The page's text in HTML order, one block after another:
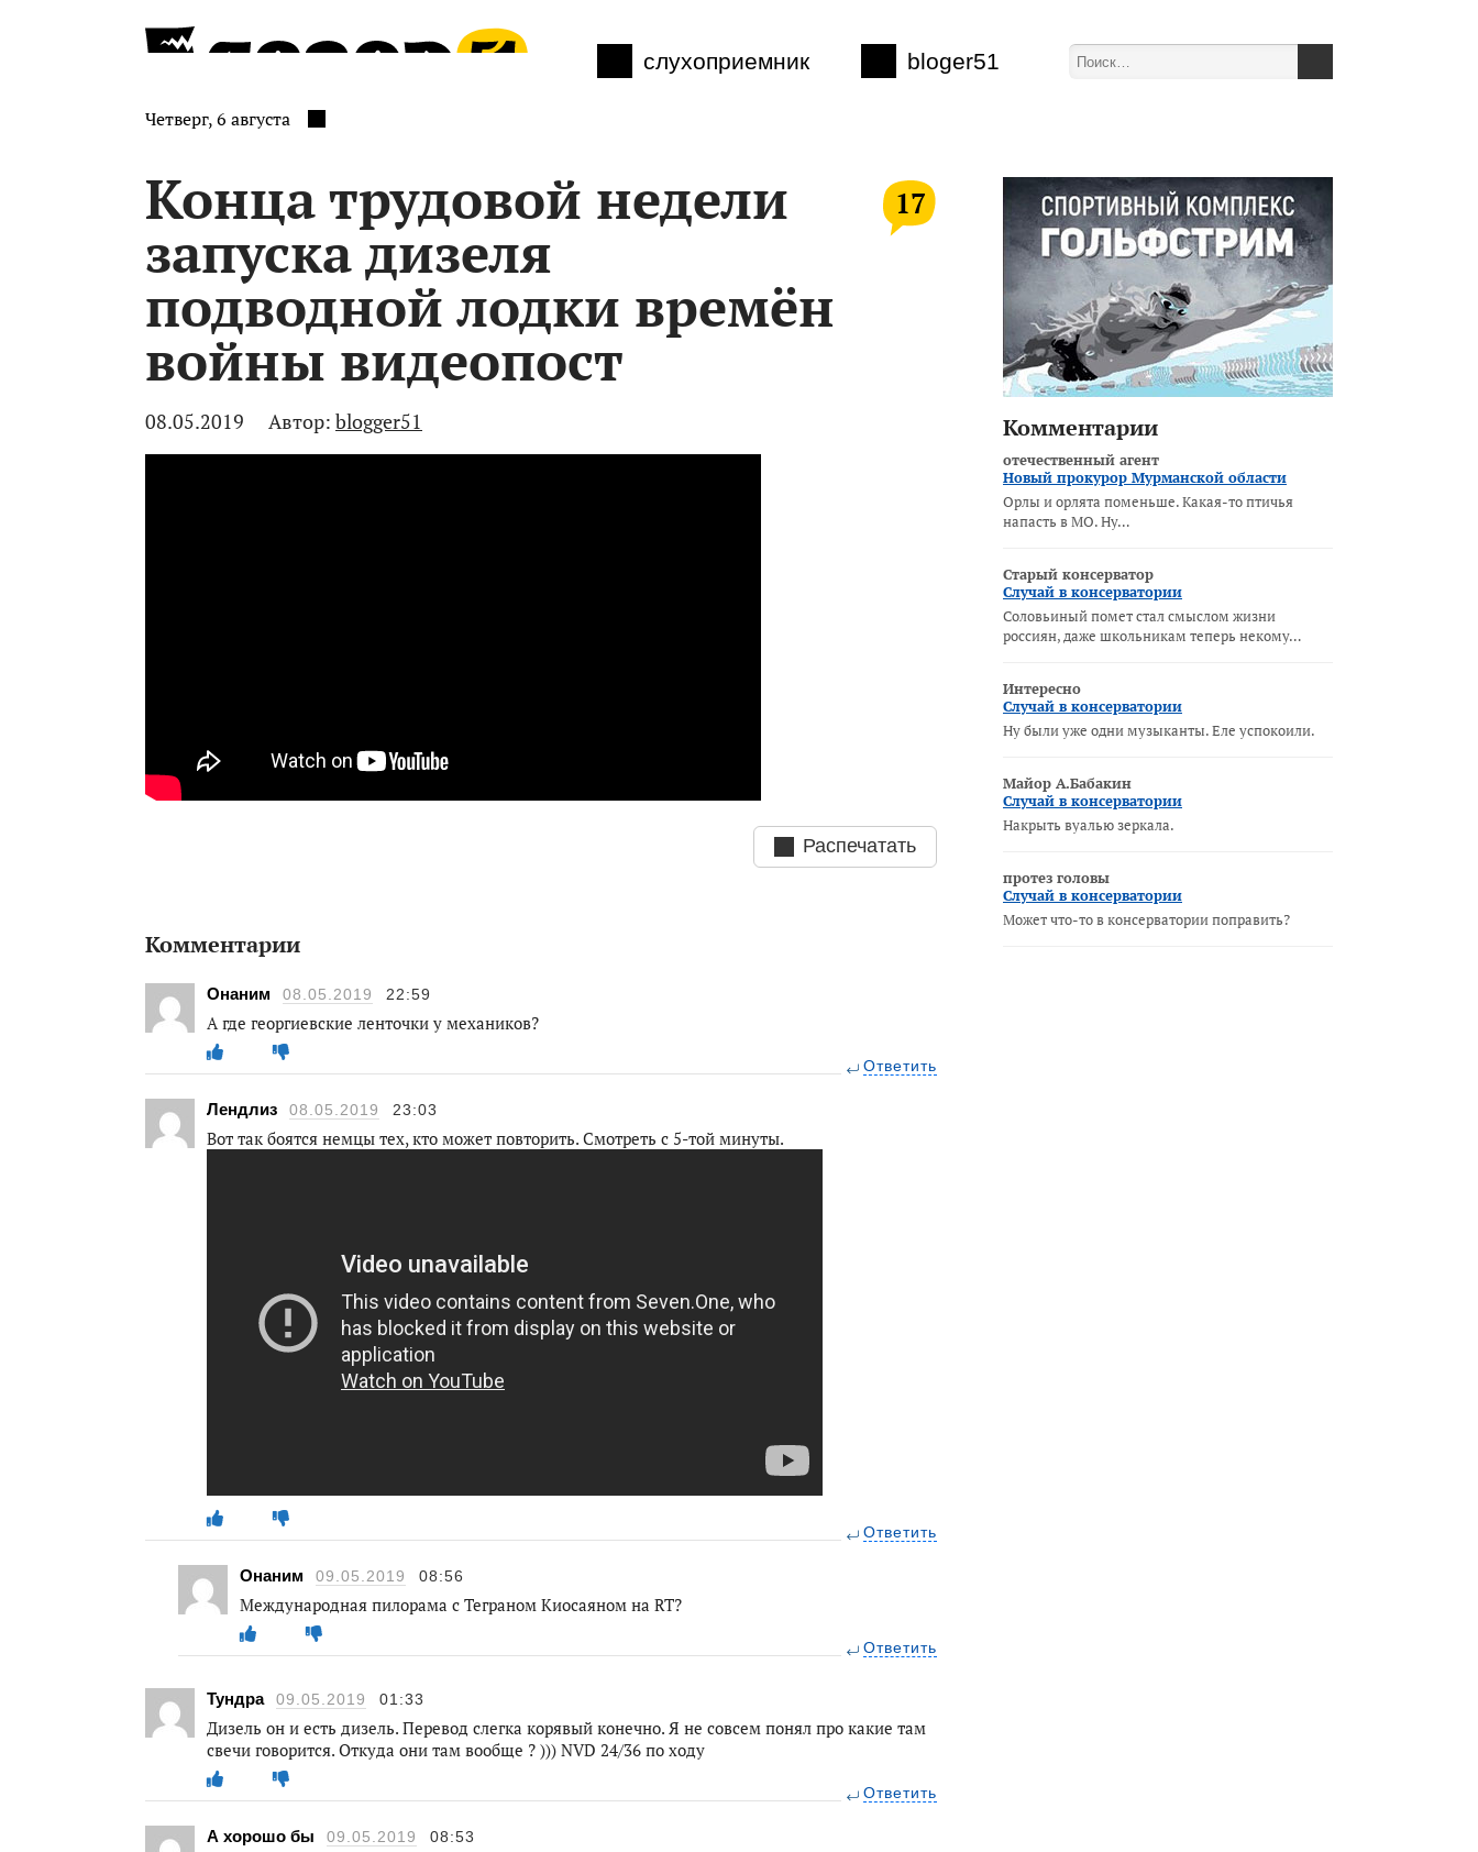
слухоприемник bloger51
Четверг, 6 августа
Конца трудовой недели
запуска дизеля
подводной лодки времён
войны видеопост
17
08.05.2019 Автор: blogger51
Распечатать
Комментарии
Онаним 08.05.2019 22:59
А где георгиевские ленточки у механиков?
Ответить
Лендлиз 08.05.2019 23:03
Вот так боятся немцы тех, кто может повторить. Смотреть с 5-той минуты.
Ответить
Онаним 09.05.2019 08:56
Международная пилорама с Теграном Киосаяном на RT?
Ответить
Тундра 09.05.2019 01:33
Дизель он и есть дизель. Перевод слегка корявый конечно. Я не совсем понял про какие там
свечи говорится. Откуда они там вообще ? ))) NVD 24/36 по ходу
Ответить
А хорошо бы 09.05.2019 08:53
Комментарии
отечественный агент
Новый прокурор Мурманской области
Орлы и орлята поменьше. Какая-то птичья
напасть в МО. Ну…
Старый консерватор
Случай в консерватории
Соловьиный помет стал смыслом жизни
россиян, даже школьникам теперь некому…
Интересно
Случай в консерватории
Ну были уже одни музыканты. Еле успокоили.
Майор А.Бабакин
Случай в консерватории
Накрыть вуалью зеркала.
протез головы
Случай в консерватории
Может что-то в консерватории поправить?